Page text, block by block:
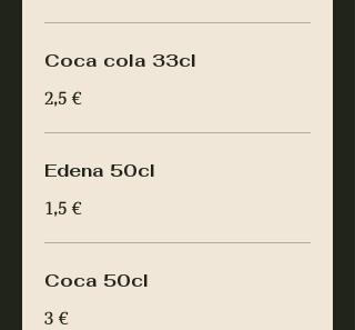
Coca cola 33cl
2,5 €
Edena 50cl
1,5 €
Coca 50cl
3 €